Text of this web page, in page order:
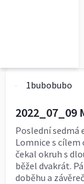
1bubobubo
2022_07_09
Poslední sedmá
Lomnice s cílem
čekal okruh s
běžel dvakrát.
doběhu a